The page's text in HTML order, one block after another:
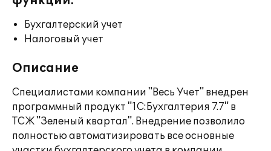
Бухгалтерский учет
Налоговый учет
Описание
Специалистами компании "Весь Учет" внедрен
программный продукт "1С:Бухгалтерия 7.7" в
ТСЖ "Зеленый квартал". Внедрение позволило
полностью автоматизировать все основные